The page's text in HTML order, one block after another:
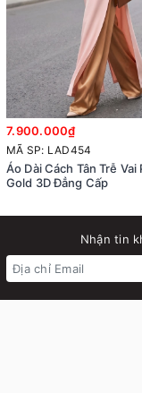
7.900.000₫
MÃ SP: LAD454
Áo Dài Cách Tân Trễ Vai
Gold 3D Đẳng Cấp
Nhận tin